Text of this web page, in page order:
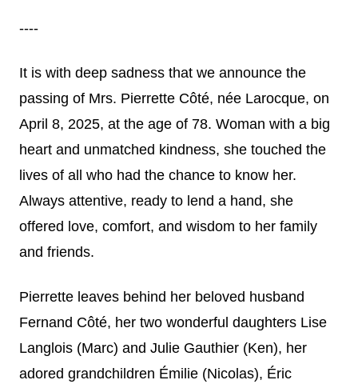
----
It is with deep sadness that we announce the
passing of Mrs. Pierrette Côté, née Larocque, on
April 8, 2025, at the age of 78. Woman with a big
heart and unmatched kindness, she touched the
lives of all who had the chance to know her.
Always attentive, ready to lend a hand, she
offered love, comfort, and wisdom to her family
and friends.
Pierrette leaves behind her beloved husband
Fernand Côté, her two wonderful daughters Lise
Langlois (Marc) and Julie Gauthier (Ken), her
adored grandchildren Émilie (Nicolas), Éric